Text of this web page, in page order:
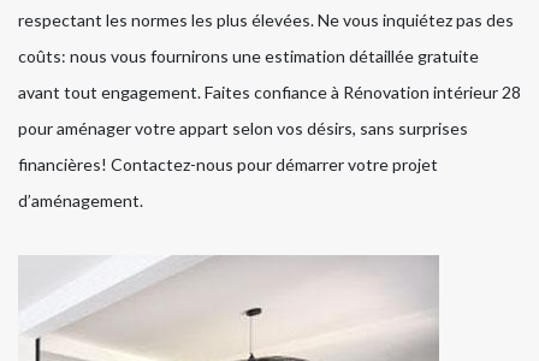
respectant les normes les plus élevées. Ne vous inquiétez pas des
coûts: nous vous fournirons une estimation détaillée gratuite
avant tout engagement. Faites confiance à Rénovation intérieur 28
pour aménager votre appart selon vos désirs, sans surprises
financières! Contactez-nous pour démarrer votre projet
d’aménagement.